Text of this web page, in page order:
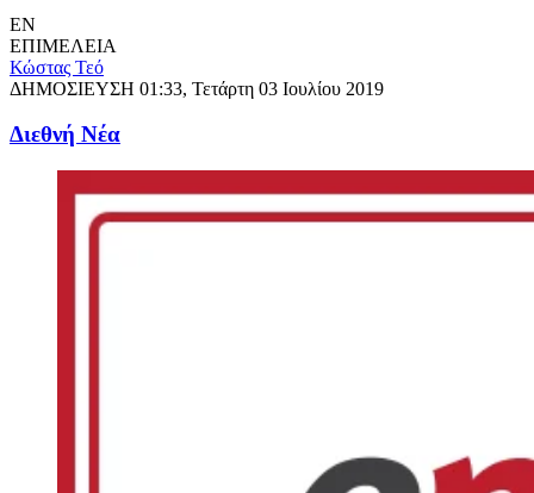
EN
ΕΠΙΜΕΛΕΙΑ
Κώστας Τεό
ΔΗΜΟΣΙΕΥΣΗ 01:33, Τετάρτη 03 Ιουλίου 2019
Διεθνή Νέα